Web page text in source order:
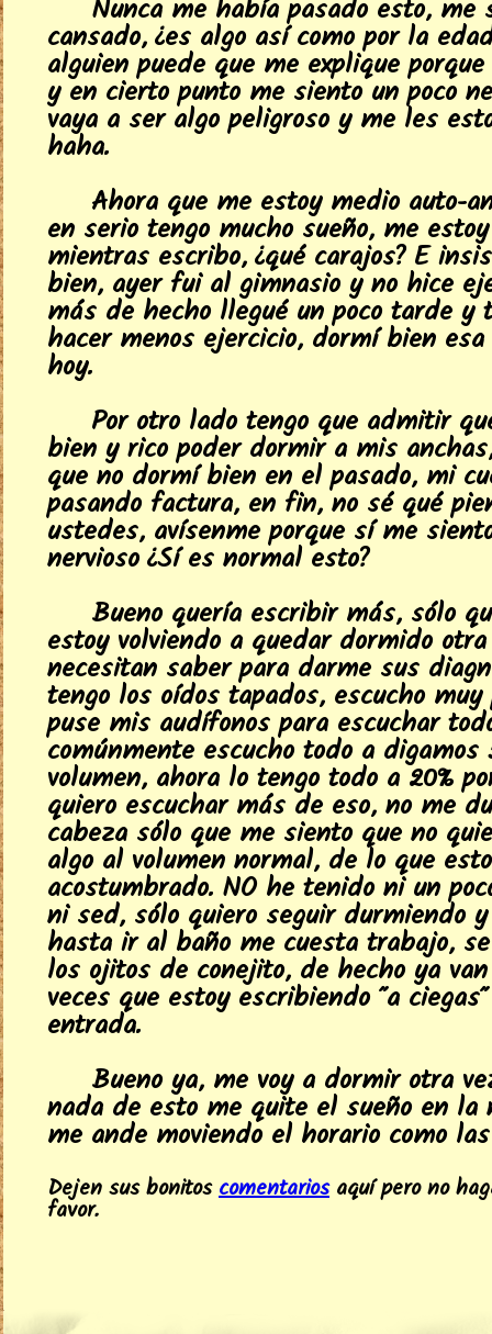
Nunca me había pasado esto, me
cansado, ¿es algo así como por la
alguien puede que me explique
y en cierto punto me siento un poco
vaya a ser algo peligroso y me les
haha.
Ahora que me estoy medio auto-
en serio tengo mucho sueño, me
mientras escribo, ¿qué carajos? E
bien, ayer fui al gimnasio y no hice
más de hecho llegué un poco tarde y
hacer menos ejercicio, dormí bien
hoy.
Por otro lado tengo que admitir
bien y rico poder dormir a mis
que no dormí bien en el pasado, mi
pasando factura, en fin, no sé qué
ustedes, avísenme porque sí me
nervioso ¿Sí es normal esto?
Bueno quería escribir más, sólo
estoy volviendo a quedar dormido
necesitan saber para darme sus
tengo los oídos tapados, escucho
puse mis audífonos para escuchar
comúnmente escucho todo a digamos
volumen, ahora lo tengo todo a 20%
quiero escuchar más de eso, no me
cabeza sólo que me siento que no
algo al volumen normal, de lo que
acostumbrado. NO he tenido ni un
ni sed, sólo quiero seguir durmiendo
hasta ir al baño me cuesta trabajo,
los ojitos de conejito, de hecho ya
veces que estoy escribiendo "a
entrada.
Bueno ya, me voy a dormir otra
nada de esto me quite el sueño en la
me ande moviendo el horario como
Dejen sus bonitoscomentariosaquí pero no
favor.